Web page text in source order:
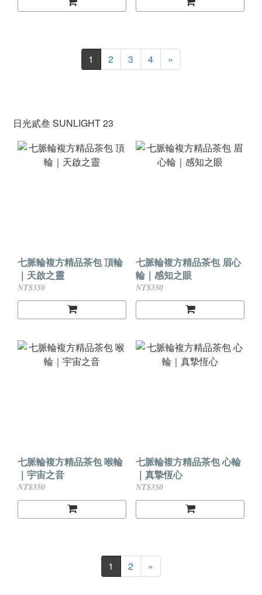
1 2 3 4 »
日光貳叁 SUNLIGHT 23
七脈輪複方精品茶包 頂輪
｜天啟之靈
NT$350
七脈輪複方精品茶包 眉心
輪｜感知之眼
NT$350
七脈輪複方精品茶包 喉輪
｜宇宙之音
NT$350
七脈輪複方精品茶包 心輪
｜真摯恆心
NT$350
1 2 »